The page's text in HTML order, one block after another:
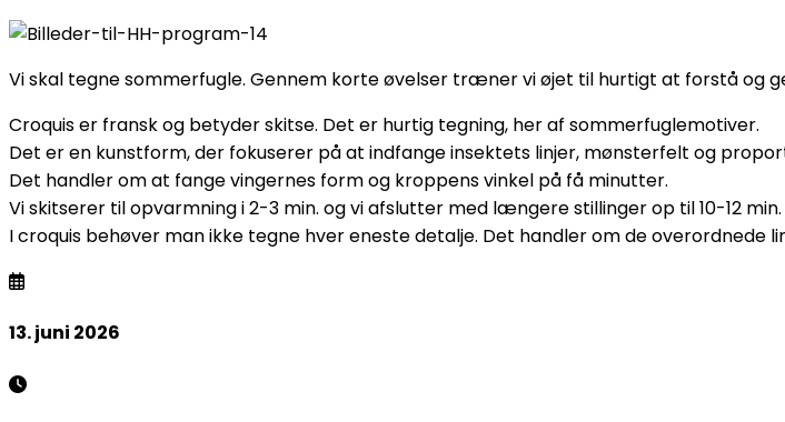
Vi skal tegne sommerfugle. Gennem korte øvelser træner vi øjet til hurtigt at forstå og
Croquis er fransk og betyder skitse. Det er hurtig tegning, her af sommerfuglemotiver.
Det er en kunstform, der fokuserer på at indfange insektets linjer, mønsterfelt og
Det handler om at fange vingernes form og kroppens vinkel på få minutter.
Vi skitserer til opvarmning i 2-3 min. og vi afslutter med længere stillinger op til 10-12 min.
I croquis behøver man ikke tegne hver eneste detalje. Det handler om de overordnede
13. juni 2026